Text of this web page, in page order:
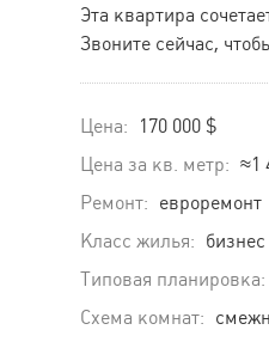
Эта квартира
Звоните сейчас,
Цена:
170 000 $
Цена за кв. метр: ≈1
Ремонт: евроремонт
Класс жилья: бизнес
Типовая планировка:
Схема комнат: